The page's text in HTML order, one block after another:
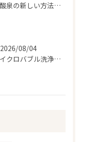
炭酸泉の新しい方法で自宅再現と効果・デメリットを徹底比較
2026/08/04
マイクロバブル洗浄が叶える低刺激トリミングの魅力